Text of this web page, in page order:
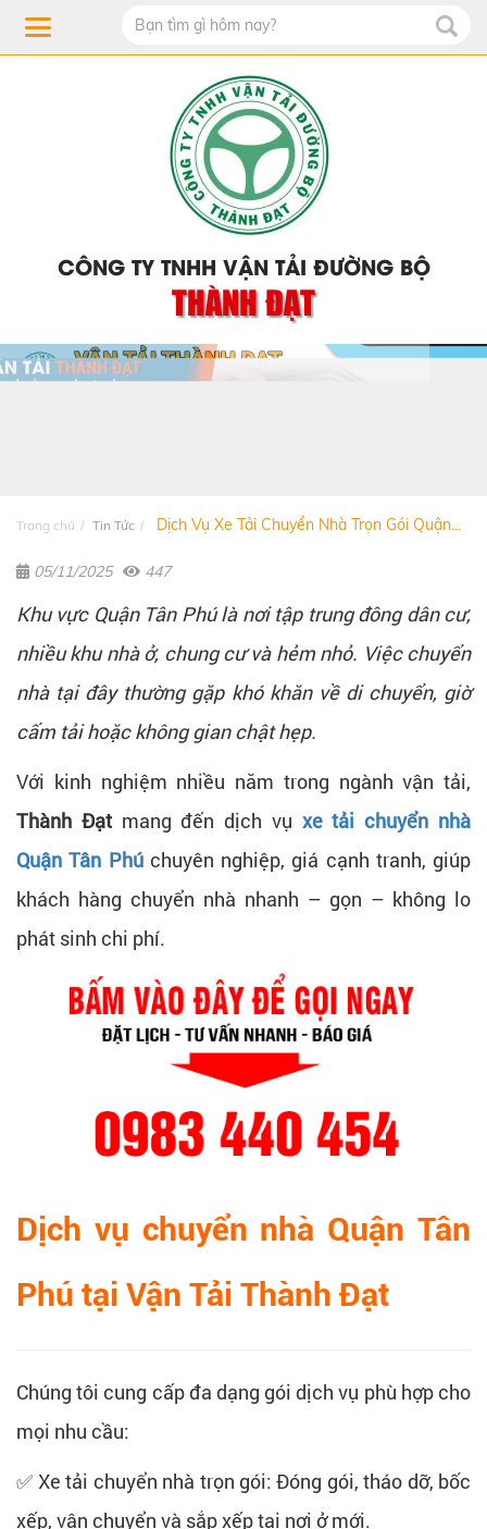
CÔNG TY TNHH VẬN TẢI ĐƯỜNG BỘ
THÀNH ĐẠT
Trang chủ Tin Tức Dịch Vụ Xe Tải Chuyển Nhà Trọn Gói Quận...
05/11/2025 447
Khu vực Quận Tân Phú là nơi tập trung đông dân cư,
nhiều khu nhà ở, chung cư và hẻm nhỏ. Việc chuyển
nhà tại đây thường gặp khó khăn về di chuyển, giờ
cấm tải hoặc không gian chật hẹp.
Với kinh nghiệm nhiều năm trong ngành vận tải,
Thành Đạtmang đến dịch vụ xe tải chuyển nhà
Quận Tân Phúchuyên nghiệp, giá cạnh tranh, giúp
khách hàng chuyển nhà nhanh – gọn – không lo
phát sinh chi phí.
Dịch vụ chuyển nhà Quận Tân
Phú tại Vận Tải Thành Đạt
Chúng tôi cung cấp đa dạng gói dịch vụ phù hợp cho
mọi nhu cầu:
✅ Xe tải chuyển nhà trọn gói: Đóng gói, tháo dỡ, bốc
xếp, vận chuyển và sắp xếp tại nơi ở mới.